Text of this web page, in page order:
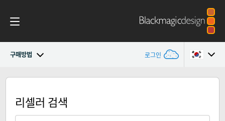
구매방법 로그인
Blackmagic Cloud Backup
사양 Australia
리셀러 검색